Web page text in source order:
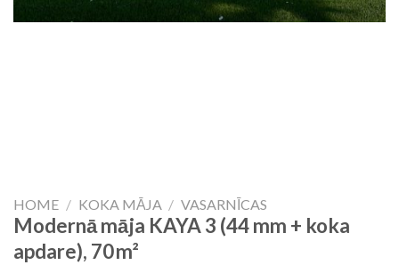
HOME / KOKA MĀJA / VASARNĪCAS
Modernā māja KAYA 3 (44 mm + koka
apdare), 70 m²